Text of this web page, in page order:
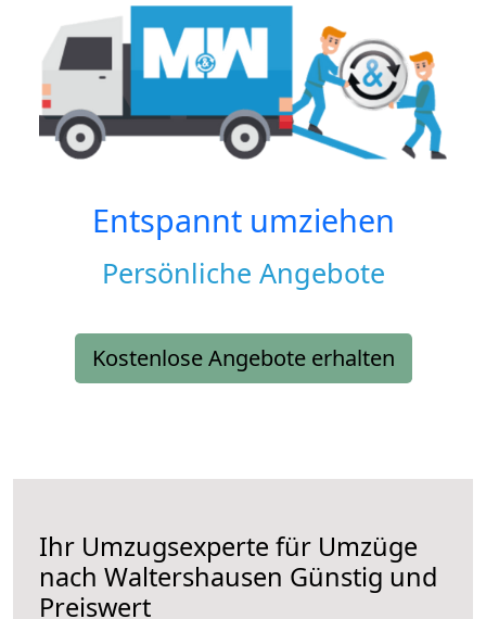
Entspannt umziehen
Persönliche Angebote
Kostenlose Angebote erhalten
Ihr Umzugsexperte für Umzüge
nach Waltershausen Günstig und
Preiswert